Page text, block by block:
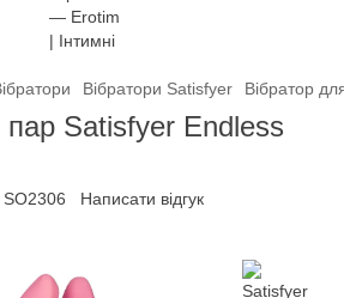
Вібратори Satisfyer Вібратор
пар Satisfyer Endless
SO2306 Написати відгук